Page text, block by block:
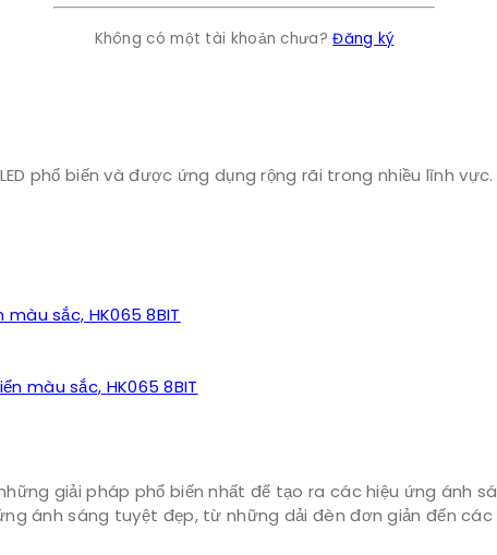
phổ biến và được ứng dụng rộng rãi trong nhiều lĩnh
màu sắc, HK065 8BIT
giải pháp phổ biến nhất để tạo ra các hiệu ứng ánh
ánh sáng tuyệt đẹp, từ những dải đèn đơn giản đến các
Không có một tài khoản chưa?Đăng ký